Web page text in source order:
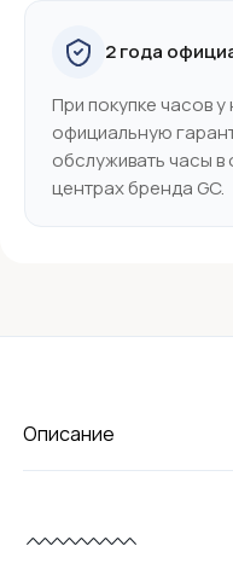
2 года
При покупке часов
официальную
обслуживать часы
центрах бренда GC.
Описание